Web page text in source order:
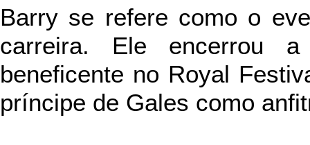
Barry se refere como o
carreira. Ele encerrou
beneficente no Royal
príncipe de Gales como